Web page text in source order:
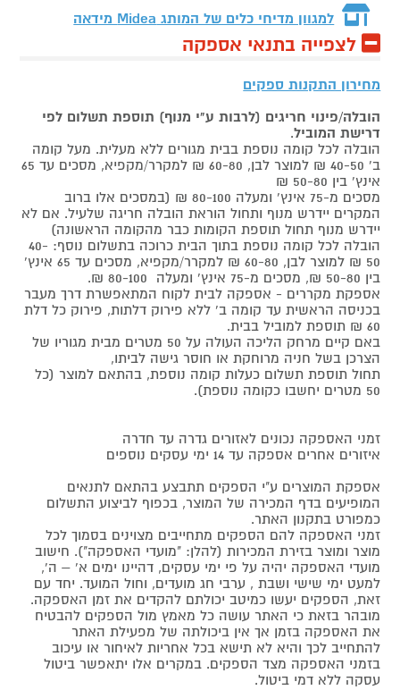
למגוון מדיחי כלים של המותג Midea מידאה
לצפייה בתנאי אספקה
מחירון התקנות ספקים
הובלה/פינוי חריגים (לרבות ע"י מנוף) תוספת תשלום לפי
דרישת המוביל.
הובלה לכל קומה נוספת בבית מגורים ללא מעלית. מעל קומה
ב' 40-50 ₪ למוצר לבן, 60-80 ₪ למקרר/מקפיא, מסכים עד 65
אינץ' בין 50-80 ₪
מסכים מ-75 אינץ' ומעלה 80-100 ₪ (במסכים אלו ברוב
המקרים יידרש מנוף ותחול הוראת הובלה חריגה שלעיל. אם לא
יידרש מנוף תחול תוספת הקומות כבר מהקומה הראשונה)
הובלה לכל קומה נוספת בתוך הבית כרוכה בתשלום נוסף: 40-
50 ₪ למוצר לבן, 60-80 ₪ למקרר/מקפיא, מסכים עד 65 אינץ'
בין 50-80 ₪, מסכים מ-75 אינץ' ומעלה 80-100 ₪.
אספקת מקררים - אספקה לבית לקוח המתאפשרת דרך מעבר
בכניסה הראשית עד קומה ב' ללא פירוק דלתות, פירוק כל דלת
60 ₪ תוספת למוביל בבית.
באם קיים מרחק הליכה העולה על 50 מטרים מבית מגוריו של
הצרכן בשל חניה מרוחקת או חוסר גישה לביתו,
תחול תוספת תשלום כעלות קומה נוספת, בהתאם למוצר (כל
50 מטרים יחשבו כקומה נוספת).
זמני האספקה נכונים לאזורים גדרה עד חדרה
איזורים אחרים אספקה עד 14 ימי עסקים נוספים
אספקת המוצרים ע"י הספקים תתבצע בהתאם לתנאים
המופיעים בדף המכירה של המוצר, בכפוף לביצוע התשלום
כמפורט בתקנון האתר.
זמני האספקה להם הספקים מתחייבים מצוינים בסמוך לכל
מוצר ומוצר בזירת המכירות (להלן: "מועדי האספקה"). חישוב
מועדי האספקה יהיה על פי ימי עסקים, דהיינו ימים א' – ה',
למעט ימי שישי ושבת , ערבי חג מועדים, וחול המועד. יחד עם
זאת, הספקים יעשו כמיטב יכולתם להקדים את זמן האספקה.
מובהר בזאת כי האתר עושה כל מאמץ מול הספקים להבטיח
את האספקה בזמן אך אין ביכולתה של מפעילת האתר
להתחייב לכך והיא לא תישא בכל אחריות לאיחור או עיכוב
בזמני האספקה מצד הספקים. במקרים אלו יתאפשר ביטול
עסקה ללא דמי ביטול.